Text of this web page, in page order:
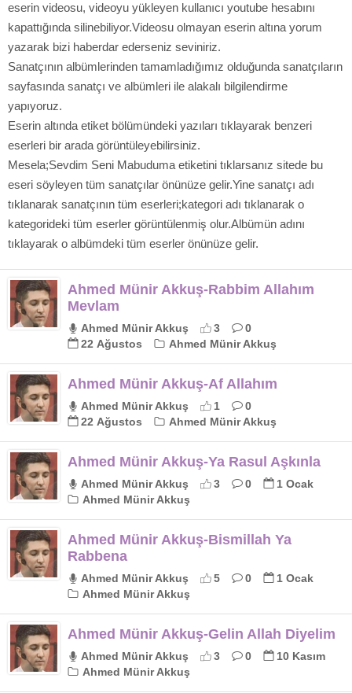
eserin videosu, videoyu yükleyen kullanıcı youtube hesabını
kapattığında silinebiliyor.Videosu olmayan eserin altına yorum
yazarak bizi haberdar ederseniz seviniriz.
Sanatçının albümlerinden tamamladığımız olduğunda sanatçıların
sayfasında sanatçı ve albümleri ile alakalı bilgilendirme
yapıyoruz.
Eserin altında etiket bölümündeki yazıları tıklayarak benzeri
eserleri bir arada görüntüleyebilirsiniz.
Mesela;Sevdim Seni Mabuduma etiketini tıklarsanız sitede bu
eseri söyleyen tüm sanatçılar önünüze gelir.Yine sanatçı adı
tıklanarak sanatçının tüm eserleri;kategori adı tıklanarak o
kategorideki tüm eserler görüntülenmiş olur.Albümün adını
tıklayarak o albümdeki tüm eserler önünüze gelir.
Ahmed Münir Akkuş-Rabbim Allahım
Mevlam
Ahmed Münir Akkuş 3
0
22 Ağustos
Ahmed Münir Akkuş
Ahmed Münir Akkuş-Af Allahım
Ahmed Münir Akkuş 1
0
22 Ağustos
Ahmed Münir Akkuş
Ahmed Münir Akkuş-Ya Rasul Aşkınla
Ahmed Münir Akkuş 3 0
1 Ocak
Ahmed Münir Akkuş
Ahmed Münir Akkuş-Bismillah Ya
Rabbena
Ahmed Münir Akkuş 5 0
1 Ocak
Ahmed Münir Akkuş
Ahmed Münir Akkuş-Gelin Allah Diyelim
Ahmed Münir Akkuş 3 0
10 Kasım
Ahmed Münir Akkuş